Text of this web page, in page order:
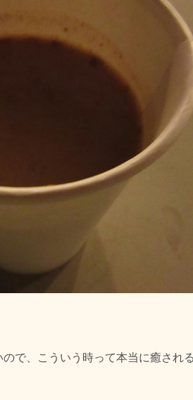
で、こういう時って本当に癒され